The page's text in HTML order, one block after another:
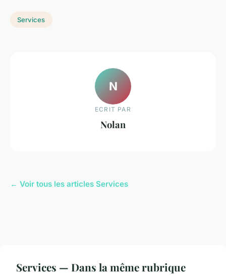
Services
N
ECRIT PAR
Nolan
← Voir tous les articles Services
Services — Dans la même rubrique